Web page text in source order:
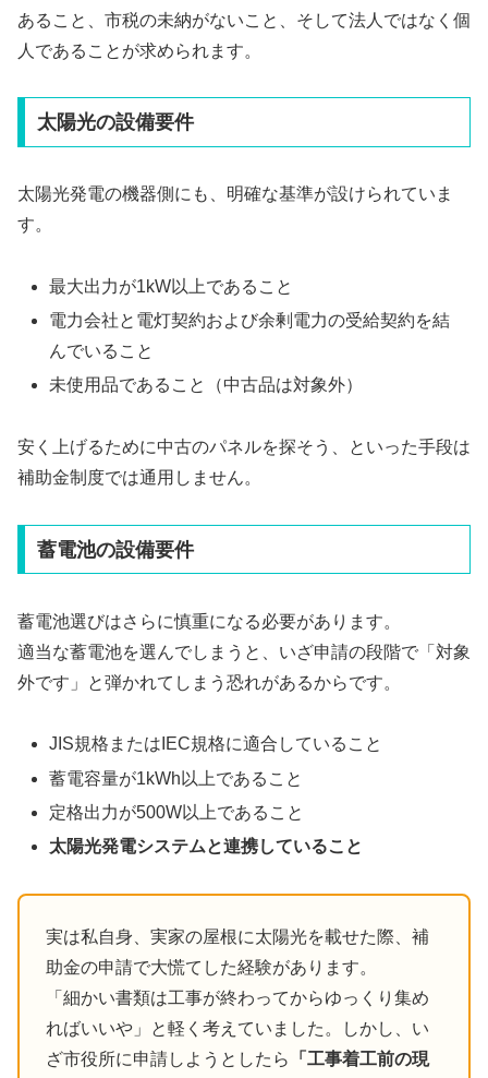
あること、市税の未納がないこと、そして法人ではなく個
人であることが求められます。
太陽光の設備要件
太陽光発電の機器側にも、明確な基準が設けられていま
す。
最大出力が1kW以上であること
電力会社と電灯契約および余剰電力の受給契約を結
んでいること
未使用品であること（中古品は対象外）
安く上げるために中古のパネルを探そう、といった手段は
補助金制度では通用しません。
蓄電池の設備要件
蓄電池選びはさらに慎重になる必要があります。
適当な蓄電池を選んでしまうと、いざ申請の段階で「対象
外です」と弾かれてしまう恐れがあるからです。
JIS規格またはIEC規格に適合していること
蓄電容量が1kWh以上であること
定格出力が500W以上であること
太陽光発電システムと連携していること
実は私自身、実家の屋根に太陽光を載せた際、補
助金の申請で大慌てした経験があります。
「細かい書類は工事が終わってからゆっくり集め
ればいいや」と軽く考えていました。しかし、い
ざ市役所に申請しようとしたら
「工事着工前の現